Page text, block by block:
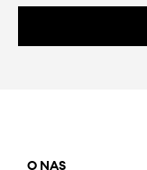
O NAS